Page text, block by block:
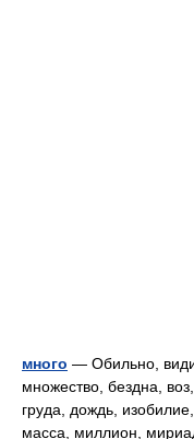
много — Обильно,
множество, бездна,
груда, дождь,
масса, миллион,